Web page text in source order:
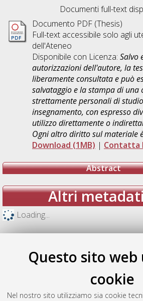
Questo sito web
cookie
Nel nostro sito utilizziamo sia cookie
Documenti full-text
Documento PDF (Thesis)
Full-text accessibile solo agli
dell'Ateneo
Disponibile con Licenza: Salvo
autorizzazioni dell'autore, la
liberamente consultata e può
salvataggio e la stampa di una
strettamente personali di
insegnamento, con espresso
utilizzo direttamente o
Ogni altro diritto sul materiale
Download (1MB) | Contatta
Abstract
Altri
Loading...